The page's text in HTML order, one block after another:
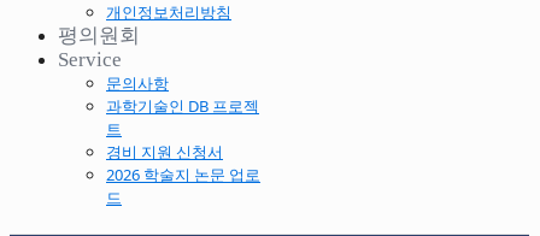
개인정보처리방침
평의원회
Service
문의사항
과학기술인 DB 프로젝
트
경비 지원 신청서
2026 학술지 논문 업로
드